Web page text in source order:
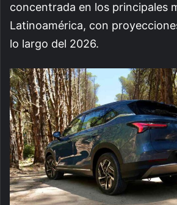
concentrada en los principales
Latinoamérica, con
lo largo del 2026.